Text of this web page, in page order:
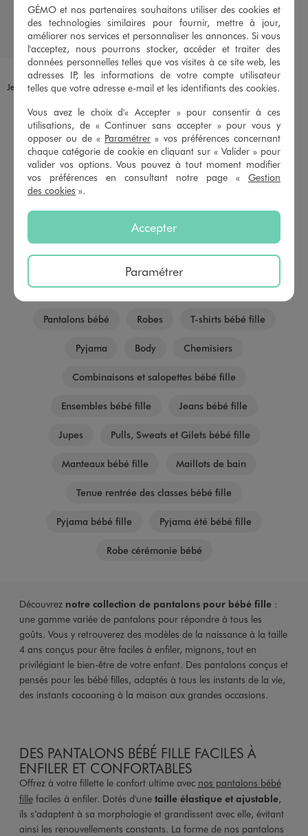
Disponible en 3 coloris
BLEU CLAIR
Jean délavé avec noeud à la taille bébé fille
5/5 de moyenne
(26 avis)
AJOUTERAU PANIER
Vous avez vu 41 produits sur 41
Première page
Page précédente
1
RETROUVEZ NOS CATÉGORIES VÊTEMENTS ET
CHAUSSURES POUR TOUTE LA FAMILLE
Pantalons bébé Robes T-shirts bébé fille
Pyjama Body Chemisiers
Combinaisons et salopettes bébé fille
Ensembles bébé fille Jeans bébé fille
Jupes Pulls, Sweats et Gilets bébé fille
Manteaux bébé fille Maillots de bain
Tenue rentrée des classes bébé fille
Pyjama bébé fille Pyjama été bébé fille
Robe cérémonie bébé
Découvrez notre collection de pantalons pour bébé fille:
une gamme variée de pantalons pour répondre à tous les
goûts. Vous y retrouverez des modèles de la naissance à la taille
4 ans conçus pour être faciles à enfiler, mignons, tout en
privilégiant le bien-être de votre enfant. Des pantalons conçus et
pensés pour les bébé filles, adaptés à tous les instants de la vie,
des instants cocooning à la maison aux grandes occasions.
DES PANTALONS BÉBÉ FILLE FACILES À
ENFILER ET CONFORTABLES
Offrez à votre fillette le confort ultime avec nos pantalons bébé
fillefaciles à enfiler. Dotés d'une taille élastique et ajustable,
ils s’adaptent à sa morphologie et grandissent avec elle, évitant
ainsi les renouvellements constants. La forme de nos pantalons
GÉMO et nos partenaires souhaitons utiliser des cookies et
des technologies similaires pour fournir, mettre à jour,
améliorer nos services et personnaliser les annonces. Si vous
l'acceptez, nous pourrons stocker, accéder et traiter des
données personnelles telles que vos visites à ce site web, les
adresses IP, les informations de votre compte utilisateur
telles que votre adresse e-mail et les identifiants des cookies.
Vous avez le choix d'« Accepter » pour consentir à ces
utilisations, de « Continuer sans accepter » pour vous y
opposer ou de « Paramétrer » vos préférences concernant
chaque catégorie de cookie en cliquant sur « Valider » pour
valider vos options. Vous pouvez à tout moment modifier
vos préférences en consultant notre page « Gestion
des cookies ».
Accepter
Paramétrer